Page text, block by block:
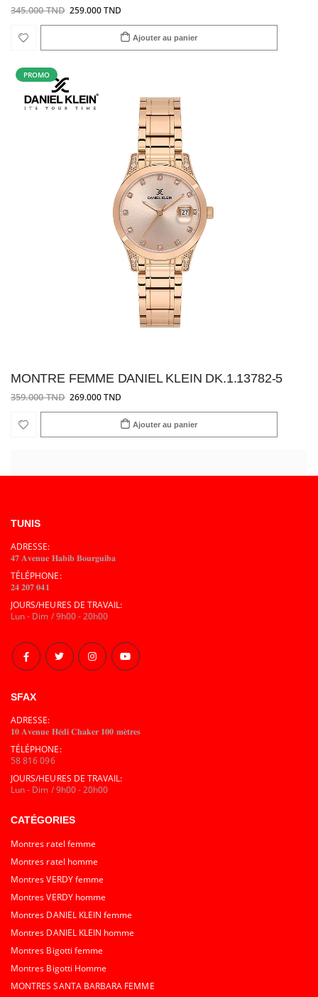
345.000 TND 259.000 TND
Ajouter au panier
PROMO
MONTRE FEMME DANIEL KLEIN DK.1.13782-5
359.000 TND 269.000 TND
Ajouter au panier
TUNIS
ADRESSE:
𝟒𝟕 𝐀𝐯𝐞𝐧𝐮𝐞 𝐇𝐚𝐛𝐢𝐛 𝐁𝐨𝐮𝐫𝐠𝐮𝐢𝐛𝐚
TÉLÉPHONE:
𝟐𝟒 𝟐𝟎𝟕 𝟎𝟒𝟏
JOURS/HEURES DE TRAVAIL:
Lun - Dim / 9h00 - 20h00
SFAX
ADRESSE:
𝟏𝟎 𝐀𝐯𝐞𝐧𝐮𝐞 𝐇𝐞́𝐝𝐢 𝐂𝐡𝐚𝐤𝐞𝐫 𝟏𝟎𝟎 𝐦𝐞̀𝐭𝐫𝐞𝐬
TÉLÉPHONE:
58 816 096
JOURS/HEURES DE TRAVAIL:
Lun - Dim / 9h00 - 20h00
CATÉGORIES
Montres ratel femme
Montres ratel homme
Montres VERDY femme
Montres VERDY homme
Montres DANIEL KLEIN femme
Montres DANIEL KLEIN homme
Montres Bigotti femme
Montres Bigotti Homme
MONTRES SANTA BARBARA FEMME